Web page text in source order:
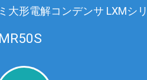
大形電解コンデンサ LXMシ